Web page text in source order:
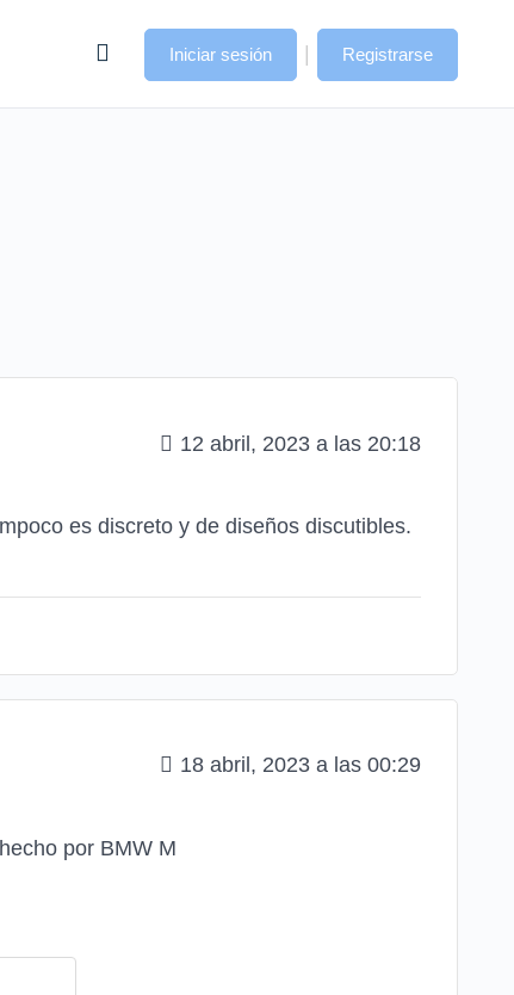
Iniciar sesión | Registrarse
12 abril, 2023 a las 20:18
es discreto y de diseños discutibles.
18 abril, 2023 a las 00:29
por BMW M